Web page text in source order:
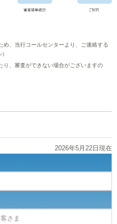
め、当行コールセンターより、ご連絡する
り、審査ができない場合がございますの
2026年5月22日現在
さま